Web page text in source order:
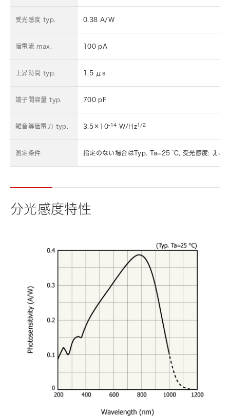
受光感度 typ. 0.38 A/W
暗電流 max. 100 pA
上昇時間 typ. 1.5 μs
端子間容量 typ. 700 pF
雑音等価電力 typ. 3.5×10-14 W/Hz1/2
測定条件 指定のない場合はTyp. Ta=25 ℃, 受光感度:
分光感度特性